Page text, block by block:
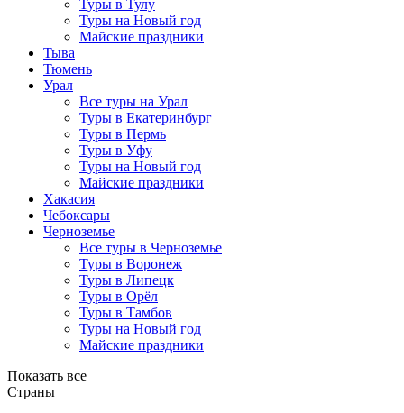
Туры в Тулу
Туры на Новый год
Майские праздники
Тыва
Тюмень
Урал
Все туры на Урал
Туры в Екатеринбург
Туры в Пермь
Туры в Уфу
Туры на Новый год
Майские праздники
Хакасия
Чебоксары
Черноземье
Все туры в Черноземье
Туры в Воронеж
Туры в Липецк
Туры в Орёл
Туры в Тамбов
Туры на Новый год
Майские праздники
Показать все
Страны